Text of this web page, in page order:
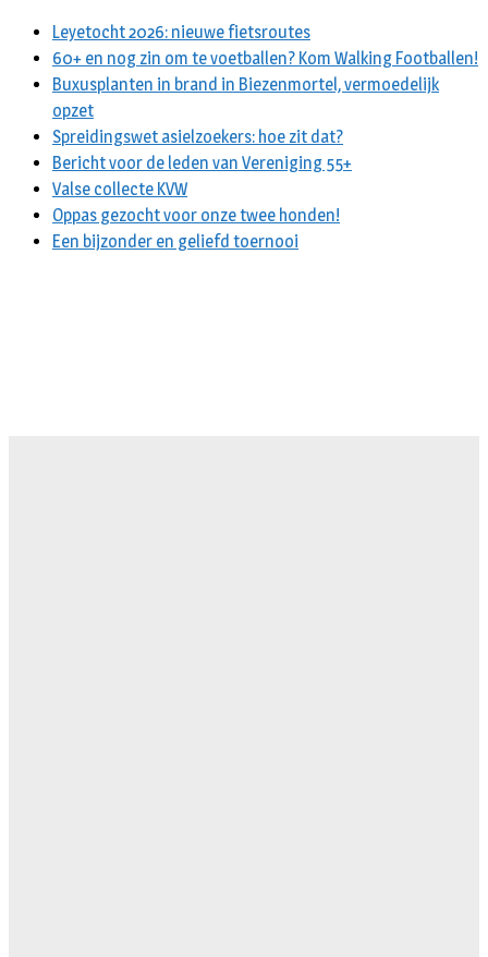
Leyetocht 2026: nieuwe fietsroutes
60+ en nog zin om te voetballen? Kom Walking Footballen!
Buxusplanten in brand in Biezenmortel, vermoedelijk
opzet
Spreidingswet asielzoekers: hoe zit dat?
Bericht voor de leden van Vereniging 55+
Valse collecte KVW
Oppas gezocht voor onze twee honden!
Een bijzonder en geliefd toernooi